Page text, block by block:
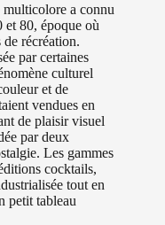
multicolore a connu
et 80, époque où
de récréation.
par certaines
culturel
et de
vendues en
de plaisir visuel
par deux
Les gammes
cocktails,
tout en
petit tableau